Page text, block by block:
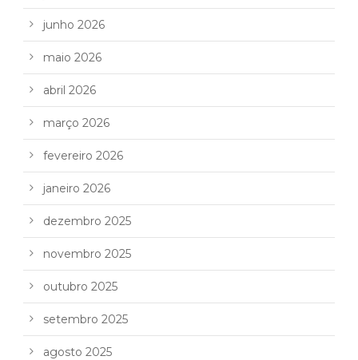
junho 2026
maio 2026
abril 2026
março 2026
fevereiro 2026
janeiro 2026
dezembro 2025
novembro 2025
outubro 2025
setembro 2025
agosto 2025